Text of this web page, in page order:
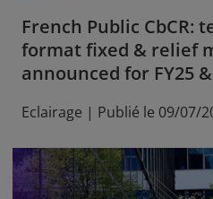
French Public CbCR:
format fixed & relief
announced for FY25
Eclairage | Publié le 09/07/